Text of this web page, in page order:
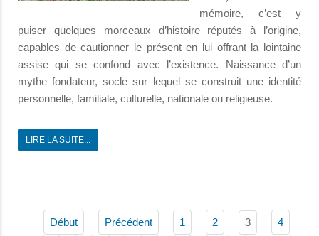
mémoire, c’est y
puiser quelques morceaux d’histoire réputés à l’origine,
capables de cautionner le présent en lui offrant la lointaine
assise qui se confond avec l’existence. Naissance d’un
mythe fondateur, socle sur lequel se construit une identité
personnelle, familiale, culturelle, nationale ou religieuse.
LIRE LA SUITE...
Début Précédent 1 2 3 4